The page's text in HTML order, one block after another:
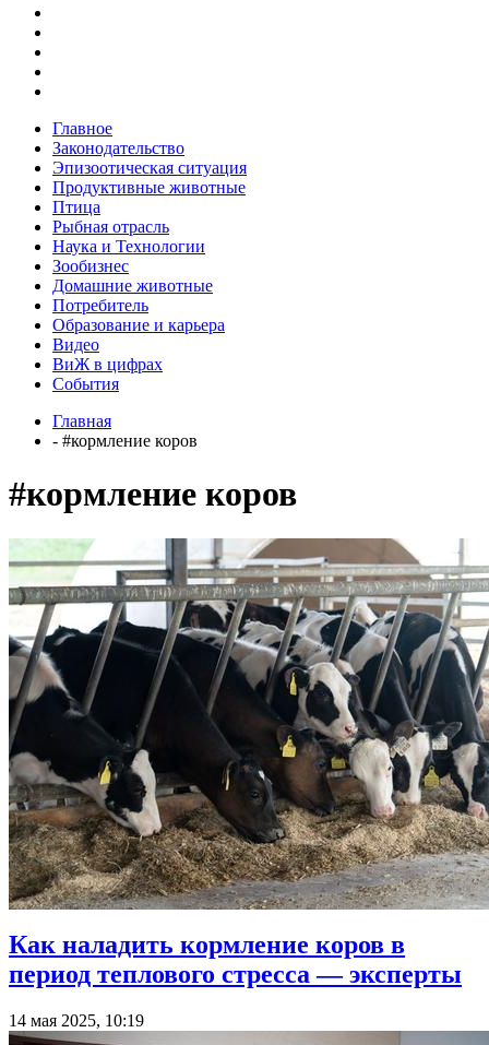
Главное
Законодательство
Эпизоотическая ситуация
Продуктивные животные
Птица
Рыбная отрасль
Наука и Технологии
Зообизнес
Домашние животные
Потребитель
Образование и карьера
Видео
ВиЖ в цифрах
События
Главная
- #кормление коров
#кормление коров
Как наладить кормление коров в
период теплового стресса — эксперты
14 мая 2025, 10:19